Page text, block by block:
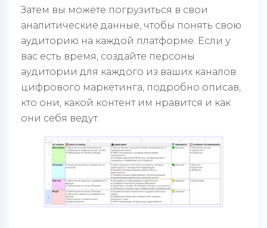
Затем вы можете погрузиться в свои
аналитические данные, чтобы понять свою
аудиторию на каждой платформе. Если у
вас есть время, создайте персоны
аудитории для каждого из ваших каналов
цифрового маркетинга, подробно описав,
кто они, какой контент им нравится и как
они себя ведут.